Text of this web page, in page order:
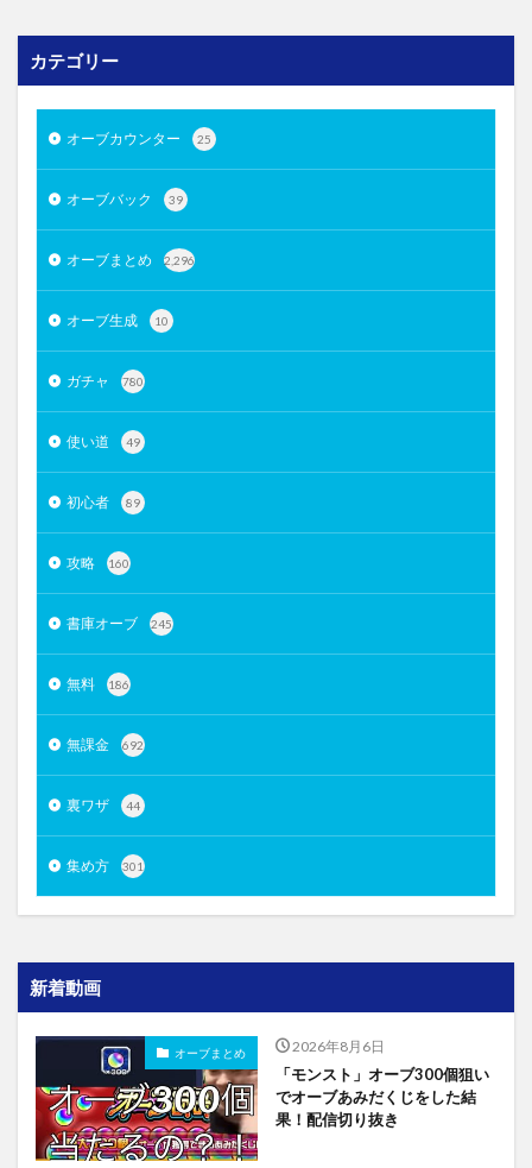
カテゴリー
オーブカウンター 25
オーブバック 39
オーブまとめ 2,296
オーブ生成 10
ガチャ 780
使い道 49
初心者 89
攻略 160
書庫オーブ 245
無料 186
無課金 692
裏ワザ 44
集め方 301
新着動画
オーブまとめ 2026年8月6日
「モンスト」オーブ300個狙い
でオーブあみだくじをした結
果！配信切り抜き